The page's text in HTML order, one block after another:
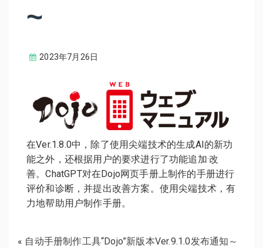
~
2023年7月26日
在Ver.1.8.0中，除了使用尖端技术的生成AI的新功
能之外，还根据用户的要求进行了功能追加·改
善。ChatGPT对在Dojo网页手册上制作的手册进行
评价和诊断，并提出改善方案。使用尖端技术，有
力地帮助用户制作手册。
« 自动手册制作工具“Dojo”新版本Ver.9.1.0发布通知～